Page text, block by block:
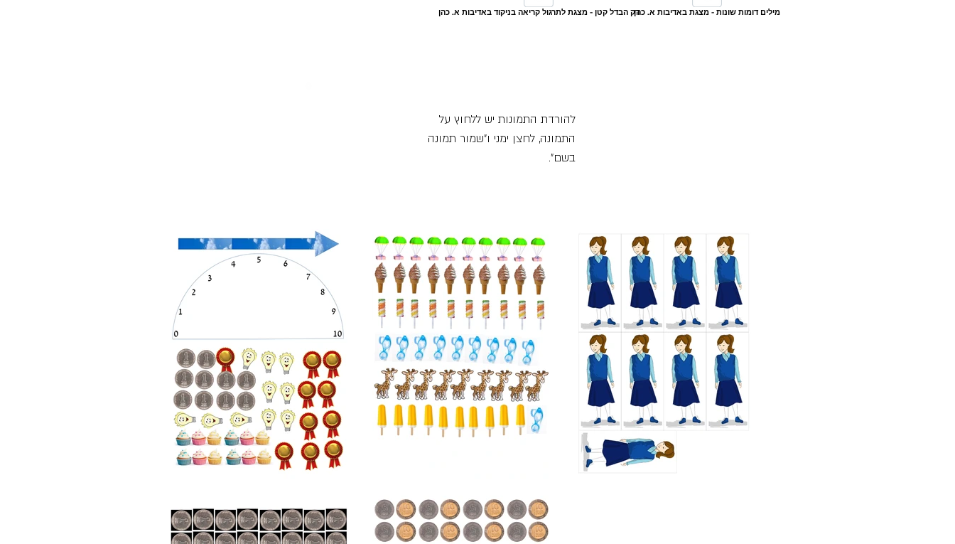
רק הבדל קטן - מצגת לתרגול קריאה בניקוד באדיבות א. כהןמילים דומות שונות - מצגת באדיבות א. כהן
להורדת התמונות יש ללחוץ על
התמונה, לחצן ימני ו"שמור תמונה
בשם".